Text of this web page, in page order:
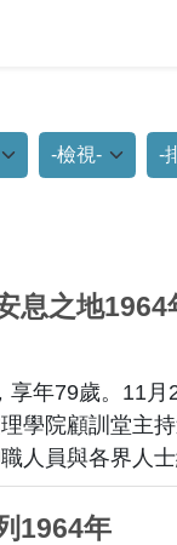
檢視模式
息之地1964
年79歲。11月
學院顧訓堂主
人員與各界人
殯隊伍與靈車
大度山麓台中示
1964年